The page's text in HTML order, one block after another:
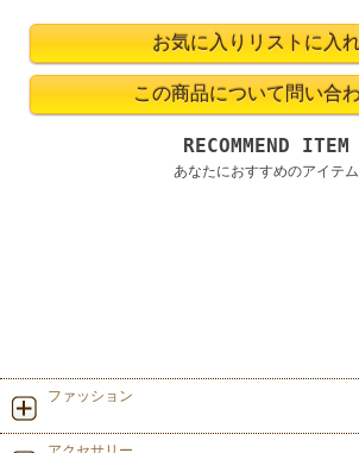
RECOMMEND ITEM
あなたにおすすめのアイテム
ファッション